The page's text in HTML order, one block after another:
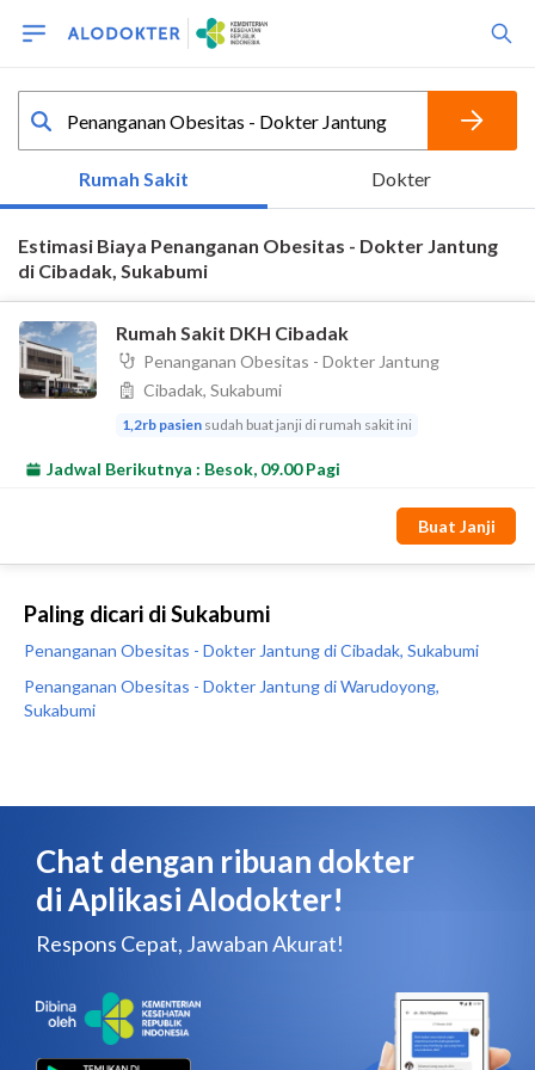
Paling dicari di Sukabumi
Penanganan Obesitas - Dokter Jantung di Cibadak, Sukabumi
Penanganan Obesitas - Dokter Jantung di Warudoyong,
Sukabumi